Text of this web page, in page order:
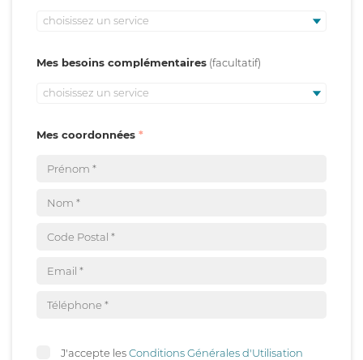
choisissez un service
Mes besoins complémentaires
choisissez un service
Mes coordonnées
J'accepte lesConditions Générales d'Utilisation